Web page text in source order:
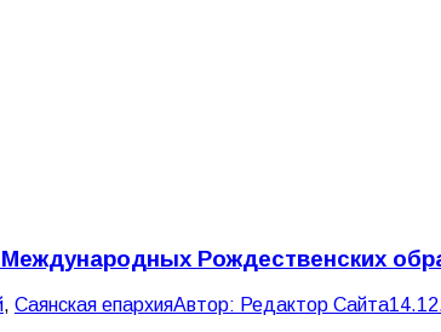
Рождественских
, Саянская епархияАвтор: Редактор Сайта